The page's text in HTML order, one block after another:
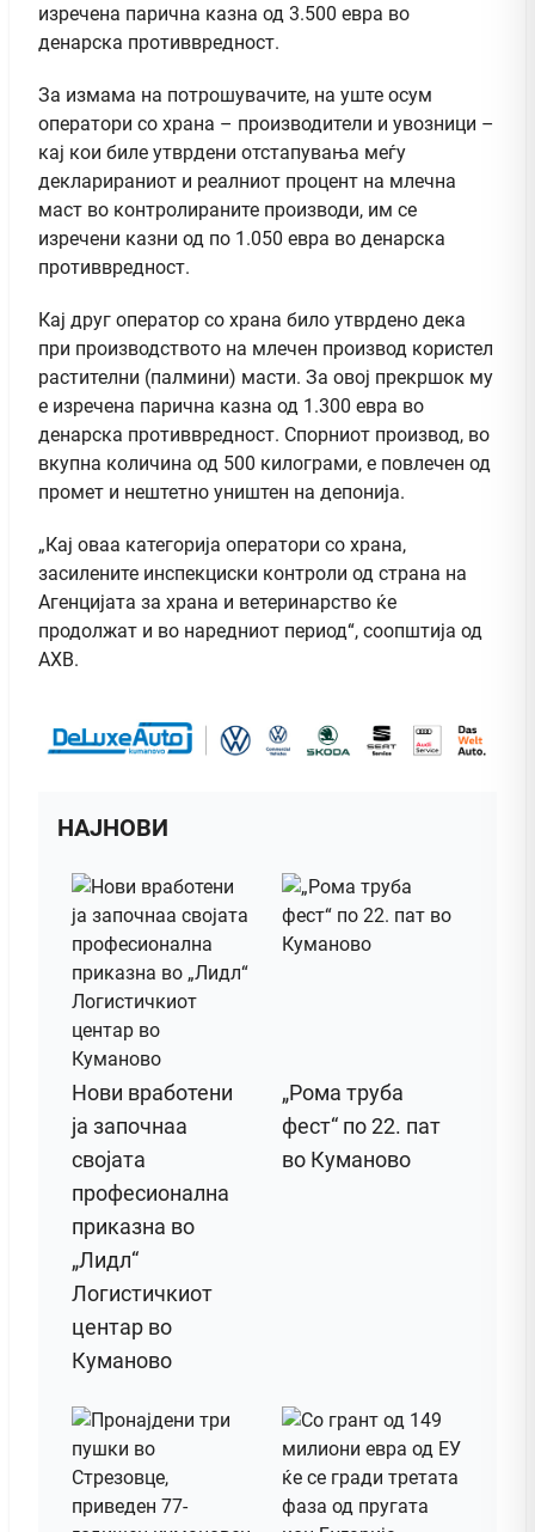
изречена парична казна од 3.500 евра во
денарска противвредност.
За измама на потрошувачите, на уште осум
оператори со храна – производители и увозници –
кај кои биле утврдени отстапувања меѓу
декларираниот и реалниот процент на млечна
маст во контролираните производи, им се
изречени казни од по 1.050 евра во денарска
противвредност.
Кај друг оператор со храна било утврдено дека
при производството на млечен производ користел
растителни (палмини) масти. За овој прекршок му
е изречена парична казна од 1.300 евра во
денарска противвредност. Спорниот производ, во
вкупна количина од 500 килограми, е повлечен од
промет и нештетно уништен на депонија.
„Кај оваа категорија оператори со храна,
засилените инспекциски контроли од страна на
Агенцијата за храна и ветеринарство ќе
продолжат и во наредниот период“, соопштија од
АХВ.
НАЈНОВИ
Нови вработени
ја започнаа
својата
професионална
приказна во
„Лидл“
Логистичкиот
центар во
Куманово
„Рома труба
фест“ по 22. пат
во Куманово